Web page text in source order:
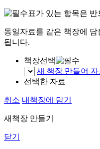
표가 있는 항목은
동일자료를 같은 책장에
됩니다.
책장선택
새 책장 만들어 자
선택한 자료
취소 내책장에 담기
새책장 만들기
닫기